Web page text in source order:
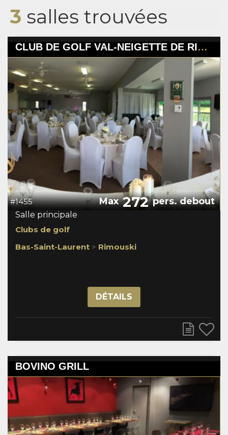
3 salles trouvées
CLUB DE GOLF VAL-NEIGETTE DE RIMOUSKI
#1455 Max272pers. debout
Salle principale
Clubs de golf
Bas-Saint-Laurent > Rimouski
DÉTAILS
BOVINO GRILL